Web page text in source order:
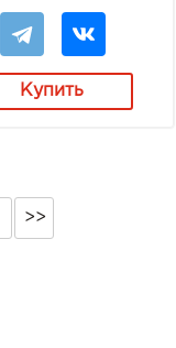
Купить
>>